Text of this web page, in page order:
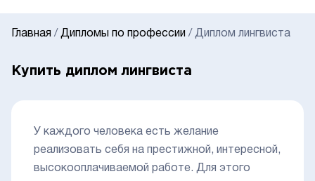
Главная / Дипломы по профессии / Диплом лингвиста
Купить диплом лингвиста
У каждого человека есть желание
реализовать себя на престижной, интересной,
высокооплачиваемой работе. Для этого